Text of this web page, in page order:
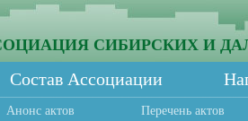
СИБИРСКИХ И
Состав Ассоциации
Анонс актов Перечень актов